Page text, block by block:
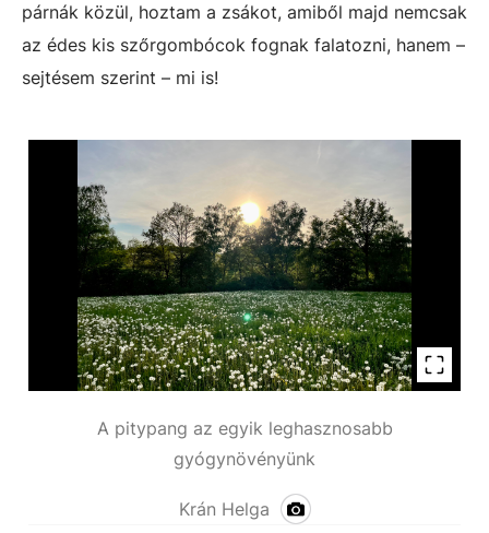
párnák közül, hoztam a zsákot, amiből majd nemcsak
az édes kis szőrgombócok fognak falatozni, hanem –
sejtésem szerint – mi is!
A pitypang az egyik leghasznosabb
gyógynövényünk
Krán Helga